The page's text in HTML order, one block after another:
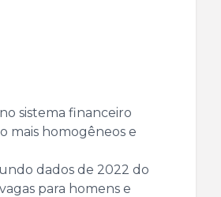
sistema financeiro
mais homogêneos e
dados de 2022 do
para homens e